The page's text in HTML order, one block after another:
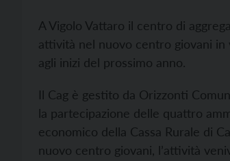
A Vigolo Vattaro il centro di
attività nel nuovo centro giovani in
agli inizi del prossimo anno.
Il Cag è gestito da Orizzonti
la partecipazione delle quattro
economico della Cassa Rurale di
nuovo centro giovani, l’attività